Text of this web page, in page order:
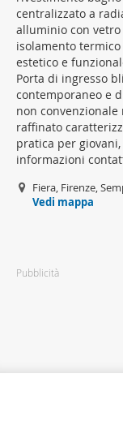
Pubblicità
centralizzato a
alluminio con
isolamento
estetico e
Porta di ingresso
contemporaneo e
non
raffinato
pratica per
informazioni
Fiera, Firenze,
Vedi mappa